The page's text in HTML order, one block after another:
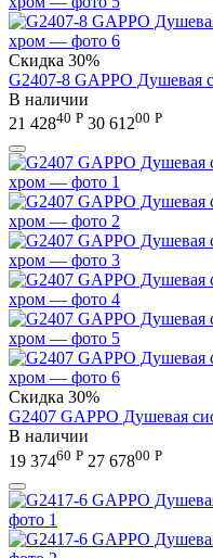
Скидка 30%
G2407-8 GAPPO Душевая
В наличии
21 42840 Р 30 61200 Р
Скидка 30%
G2407 GAPPO Душевая
В наличии
19 37460 Р 27 67800 Р